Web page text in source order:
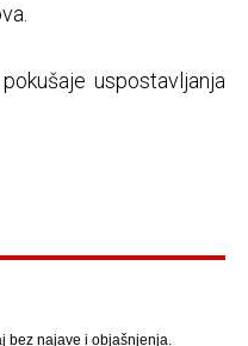
uspostavljanja
bez najave i objašnjenja.